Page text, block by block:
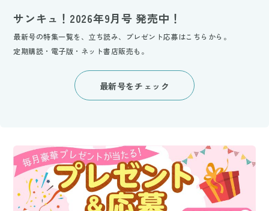
サンキュ！2026年9月号 発売中！
最新号の特集一覧を、立ち読み、プレゼント応募はこちらから。
定期購読・電子版・ネット書店販売も。
最新号をチェック